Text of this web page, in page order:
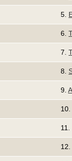
5.
6.
7.
8.
9.
10.
11.
12.